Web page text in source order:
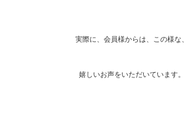
実際に、会員様からは、この様な、
嬉しいお声をいただいています。